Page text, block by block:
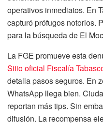
operativos inmediatos. En
capturó prófugos notorios.
para la búsqueda de El
La FGE promueve esta
Sitio oficial Fiscalía
detalla pasos seguros. En
WhatsApp llega bien.
reportan más tips. Sin
difusión. La recompensa